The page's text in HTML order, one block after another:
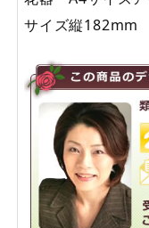
サイズ縦